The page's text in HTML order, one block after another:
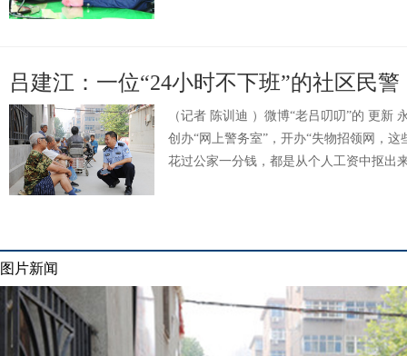
吕建江：一位“24小时不下班”的社区民警
（记者 陈训迪 ）微博“老吕叨叨”的 更新
创办“网上警务室”，开办“失物招领网，
花过公家一分钱，都是从个人工资中抠出
图片新闻